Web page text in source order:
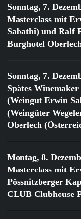
Sonntag, 7.
Masterclass mit
Sabathi) und Ralf
Burghotel
Sonntag, 7.
Spätes
(Weingut Erwin
(Weingüter
Oberlech
Montag, 8.
Masterclass mit
Pössnitzberger
CLUB Clubhouse